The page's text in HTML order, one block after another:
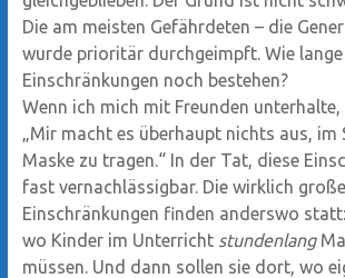
Die am meisten Gefährdeten – die
wurde prioritär durchgeimpft. Wie
Einschränkungen noch bestehen?
Wenn ich mich mit Freunden unterhalte,
„Mir macht es überhaupt nichts aus, im
Maske zu tragen.“ In der Tat, diese
fast vernachlässigbar. Die wirklich
Einschränkungen finden anderswo
wo Kinder im Unterricht stundenlang
müssen. Und dann sollen sie dort, wo